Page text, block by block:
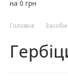
на 0 грн
Головна Засоби